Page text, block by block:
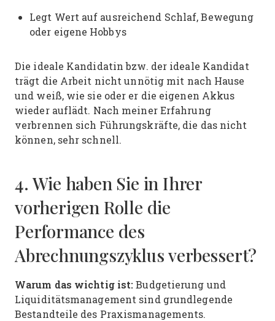
Legt Wert auf ausreichend Schlaf, Bewegung
oder eigene Hobbys
Die ideale Kandidatin bzw. der ideale Kandidat
trägt die Arbeit nicht unnötig mit nach Hause
und weiß, wie sie oder er die eigenen Akkus
wieder auflädt. Nach meiner Erfahrung
verbrennen sich Führungskräfte, die das nicht
können, sehr schnell.
4. Wie haben Sie in Ihrer
vorherigen Rolle die
Performance des
Abrechnungszyklus verbessert?
Warum das wichtig ist:Budgetierung und
Liquiditätsmanagement sind grundlegende
Bestandteile des Praxismanagements.